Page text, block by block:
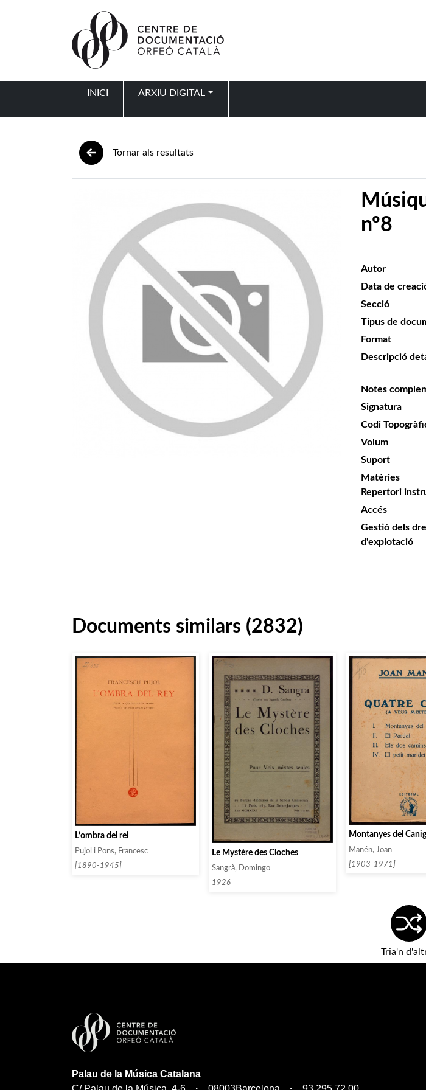
INICI ARXIU DIGITAL
Tornar als resultats
nº8
Autor
Data de
Secció
Tipus de
Format
Descripció
Notes
Signatura
Codi
Volum
Suport
Matèries
Repertori
Accés
Gestió dels
d'explotació
Documents similars (2832)
L’ombra del rei
Pujol i Pons, Francesc
[1890-1945]
Le Mystère des Cloches
Sangrà, Domingo
1926
Montanyes del
Manén, Joan
[1903-1971]
Tria'n
Palau de la Música Catalana